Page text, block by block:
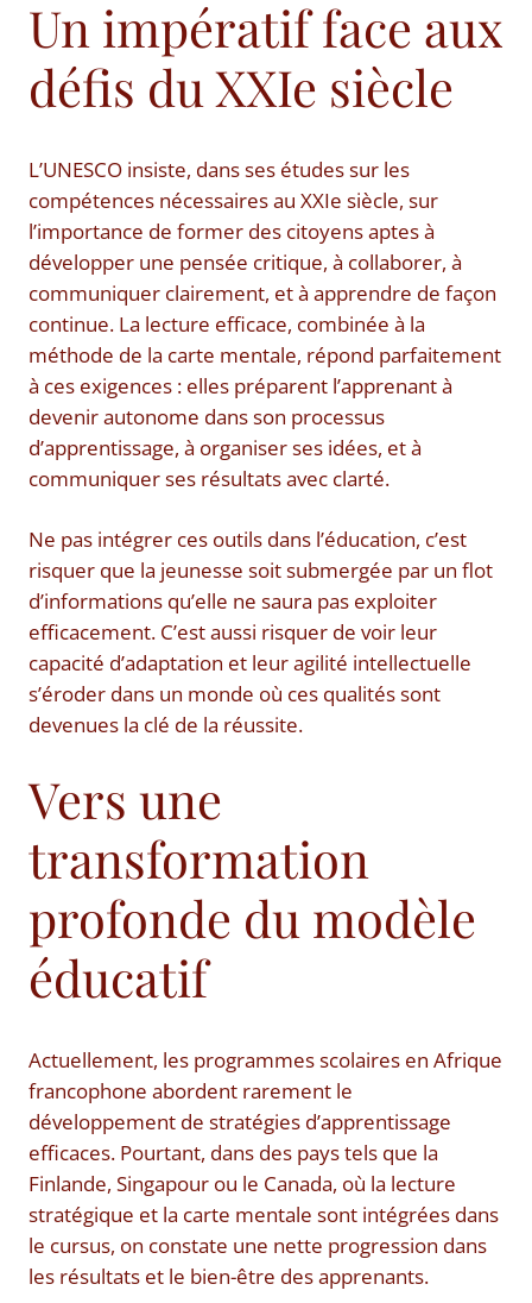
Un impératif face aux
défis du XXIe siècle
L’UNESCO insiste, dans ses études sur les
compétences nécessaires au XXIe siècle, sur
l’importance de former des citoyens aptes à
développer une pensée critique, à collaborer, à
communiquer clairement, et à apprendre de façon
continue. La lecture efficace, combinée à la
méthode de la carte mentale, répond parfaitement
à ces exigences : elles préparent l’apprenant à
devenir autonome dans son processus
d’apprentissage, à organiser ses idées, et à
communiquer ses résultats avec clarté.
Ne pas intégrer ces outils dans l’éducation, c’est
risquer que la jeunesse soit submergée par un flot
d’informations qu’elle ne saura pas exploiter
efficacement. C’est aussi risquer de voir leur
capacité d’adaptation et leur agilité intellectuelle
s’éroder dans un monde où ces qualités sont
devenues la clé de la réussite.
Vers une
transformation
profonde du modèle
éducatif
Actuellement, les programmes scolaires en Afrique
francophone abordent rarement le
développement de stratégies d’apprentissage
efficaces. Pourtant, dans des pays tels que la
Finlande, Singapour ou le Canada, où la lecture
stratégique et la carte mentale sont intégrées dans
le cursus, on constate une nette progression dans
les résultats et le bien-être des apprenants.